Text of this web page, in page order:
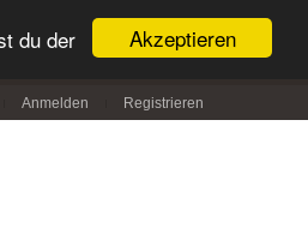
Akzeptieren
du der
Anmelden Registrieren